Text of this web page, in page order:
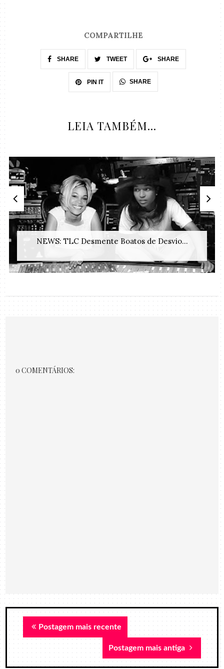
COMPARTILHE
SHARE TWEET SHARE
PIN IT SHARE
LEIA TAMBÉM...
NEWS: TLC Desmente Boatos de Desvio...
0 COMENTÁRIOS:
Postagem mais recente
Postagem mais antiga